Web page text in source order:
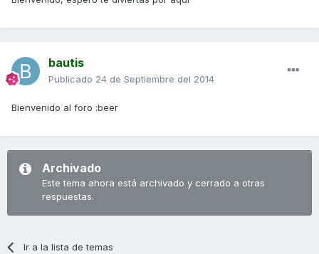
bautis
Publicado 24 de Septiembre del 2014
Bienvenido al foro :beer
Archivado
Este tema ahora está archivado y cerrado a otras
respuestas.
Ir a la lista de temas